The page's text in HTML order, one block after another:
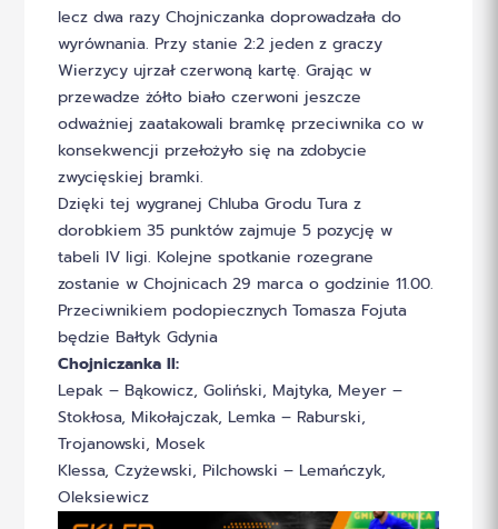
lecz dwa razy Chojniczanka doprowadzała do
wyrównania. Przy stanie 2:2 jeden z graczy
Wierzycy ujrzał czerwoną kartę. Grając w
przewadze żółto biało czerwoni jeszcze
odważniej zaatakowali bramkę przeciwnika co w
konsekwencji przełożyło się na zdobycie
zwycięskiej bramki.
Dzięki tej wygranej Chluba Grodu Tura z
dorobkiem 35 punktów zajmuje 5 pozycję w
tabeli IV ligi. Kolejne spotkanie rozegrane
zostanie w Chojnicach 29 marca o godzinie 11.00.
Przeciwnikiem podopiecznych Tomasza Fojuta
będzie Bałtyk Gdynia
Chojniczanka II:
Lepak – Bąkowicz, Goliński, Majtyka, Meyer –
Stokłosa, Mikołajczak, Lemka – Raburski,
Trojanowski, Mosek
Klessa, Czyżewski, Pilchowski – Lemańczyk,
Oleksiewicz